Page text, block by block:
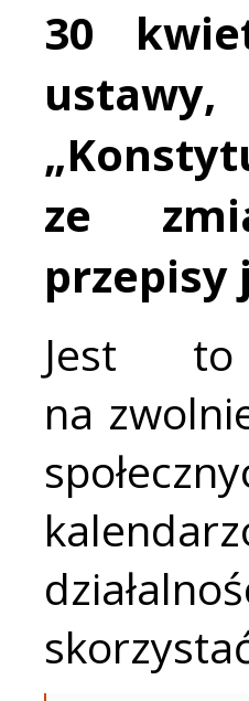
30
ze
przepisy
Jest to
na